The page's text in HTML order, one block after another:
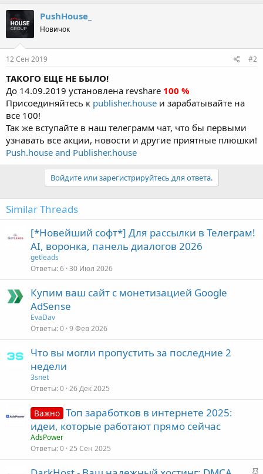
PushHouse_
Новичок
12 Сен 2019 #2
ТАКОГО ЕЩЕ НЕ БЫЛО!
До 14.09.2019 установлена revshare 100 %
Присоединяйтесь к publisher.house и зарабатывайте на
все 100!
Так же вступайте в наш телеграмм чат, что бы первыми
узнавать все акции, новости и другие приятные плюшки!
Push.house and Publisher.house
Войдите или зарегистрируйтесь для ответа.
Similar Threads
[*Новейший софт*] Для рассылки в Телеграм!
AI, воронка, панель диалогов 2026
getleads
Ответы 6 30 Июл 2026
Купим ваш сайт с монетизацией Google
AdSense
EvaDav
Ответы 0 9 Фев 2026
Что вы могли пропустить за последние 2
недели
3snet
Ответы 0 26 Дек 2025
Важно Топ заработков в интернете 2025:
идеи, которые работают прямо сейчас
AdsPower
Ответы 0 25 Сен 2025
З